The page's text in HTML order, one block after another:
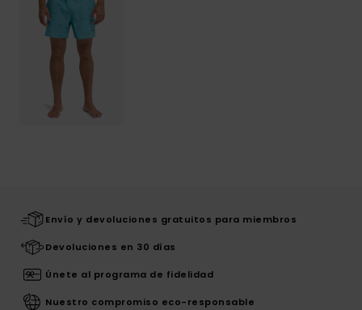
Envío y devoluciones gratuitos para miembros
Devoluciones en 30 días
Únete al programa de fidelidad
Nuestro compromiso eco-responsable